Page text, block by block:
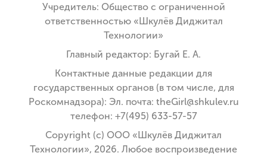
Учредитель: Общество с ограниченной
ответственностью «Шкулёв Диджитал
Технологии»
Главный редактор: Бугай Е. А.
Контактные данные редакции для
государственных органов (в том числе, для
Роскомнадзора): Эл. почта: theGirl@shkulev.ru
телефон: +7(495) 633-57-57
Copyright (с) ООО «Шкулёв Диджитал
Технологии», 2026. Любое воспроизведение